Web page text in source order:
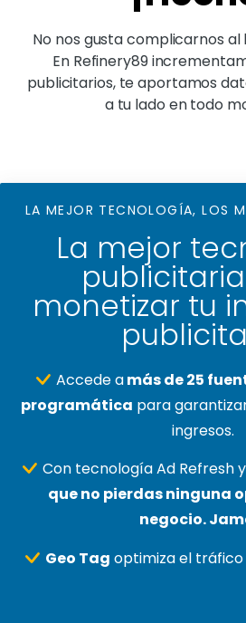
No nos gusta complicarnos
En Refinery89
publicitarios, te aportamos
a tu lado en todo
LA MEJOR TECNOLOGÍA, LOS
La mejor
monetizar tu
Accede amás de 25
programática para
ingresos.
Con tecnología Ad Refresh
que no pierdas ninguna
negocio.
Geo Tag optimiza el